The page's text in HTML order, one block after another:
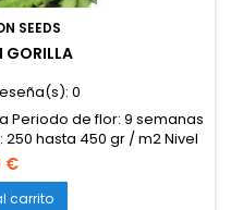
SEEDS
GORILLA
0
Periodo de flor: 9 semanas
hasta 450 gr / m2 Nivel
alto
€
carrito